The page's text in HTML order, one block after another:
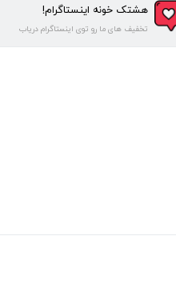
هشتک خونه اینستاگرام!
تخفیف های ما رو توی اینستاگرام دریاب